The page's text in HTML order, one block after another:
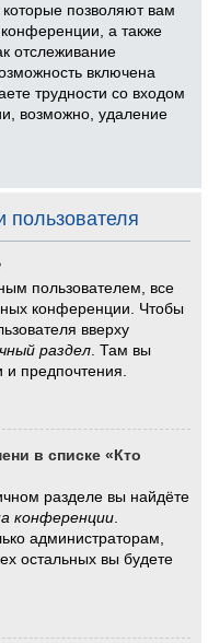
позволяют вам
а также
отслеживание
включена
трудности со входом
возможно, удаление
пользователя
пользователем, все
конференции. Чтобы
вверху
раздел . Там вы
и предпочтения.
в списке «Кто
разделе вы найдёте
конференции.
администраторам,
остальных вы будете